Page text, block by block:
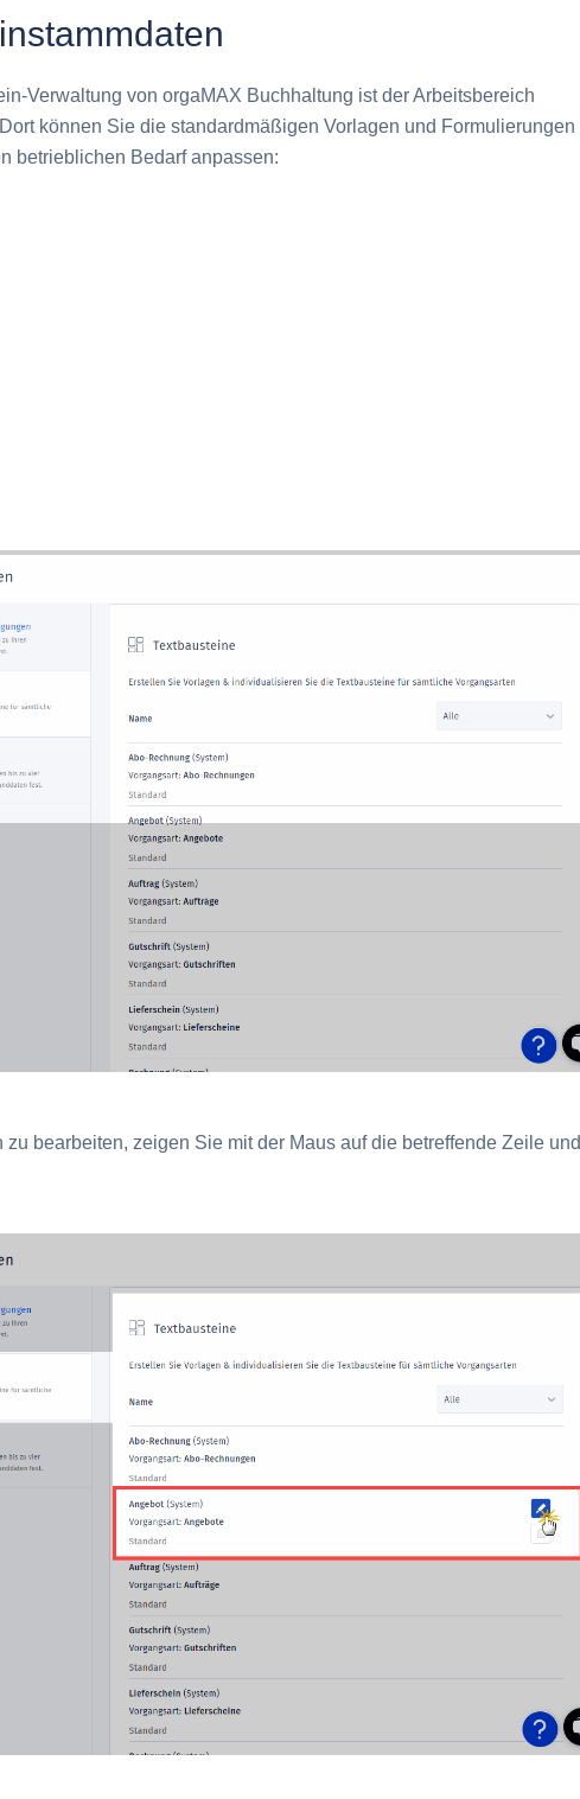
Verwaltung von orgaMAX Buchhaltung ist der Arbeitsbereich
können Sie die standardmäßigen Vorlagen und Formulierungen
betrieblichen Bedarf anpassen:
bearbeiten, zeigen Sie mit der Maus auf die betreffende Zeile und